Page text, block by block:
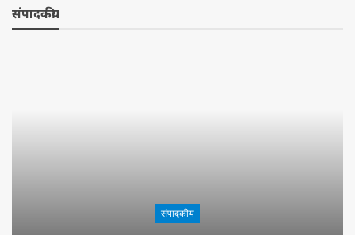
संपादकीय
संपादकीय